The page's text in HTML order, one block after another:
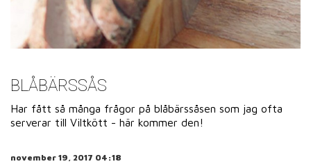
BLÅBÄRSSÅS
Har fått så många frågor på blåbärssåsen som jag ofta
serverar till Viltkött - här kommer den!
november 19, 2017 04:18